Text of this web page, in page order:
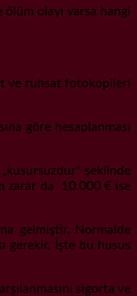
ölüm olayı varsa hangi
ve ruhsat fotokopileri
göre hesaplanması
şeklinde
zarar da 10.000 € ise
gelmiştir. Normalde
gerekir. İşte bu husus
sigorta ve